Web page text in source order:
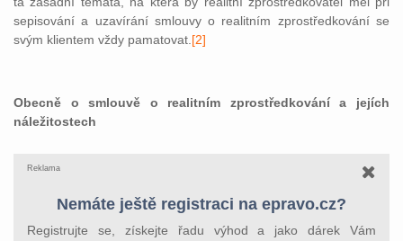
sepisování a uzavírání smlouvy o realitním zprostředkování se
svým klientem vždy pamatovat. [2]
Obecně o smlouvě o realitním zprostředkování a jejích
náležitostech
Reklama
Nemáte ještě registraci na epravo.cz?
Registrujte se, získejte řadu výhod a jako dárek Vám